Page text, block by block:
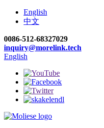
English
中文
0086-512-68327029
inquiry@morelink.tech
English